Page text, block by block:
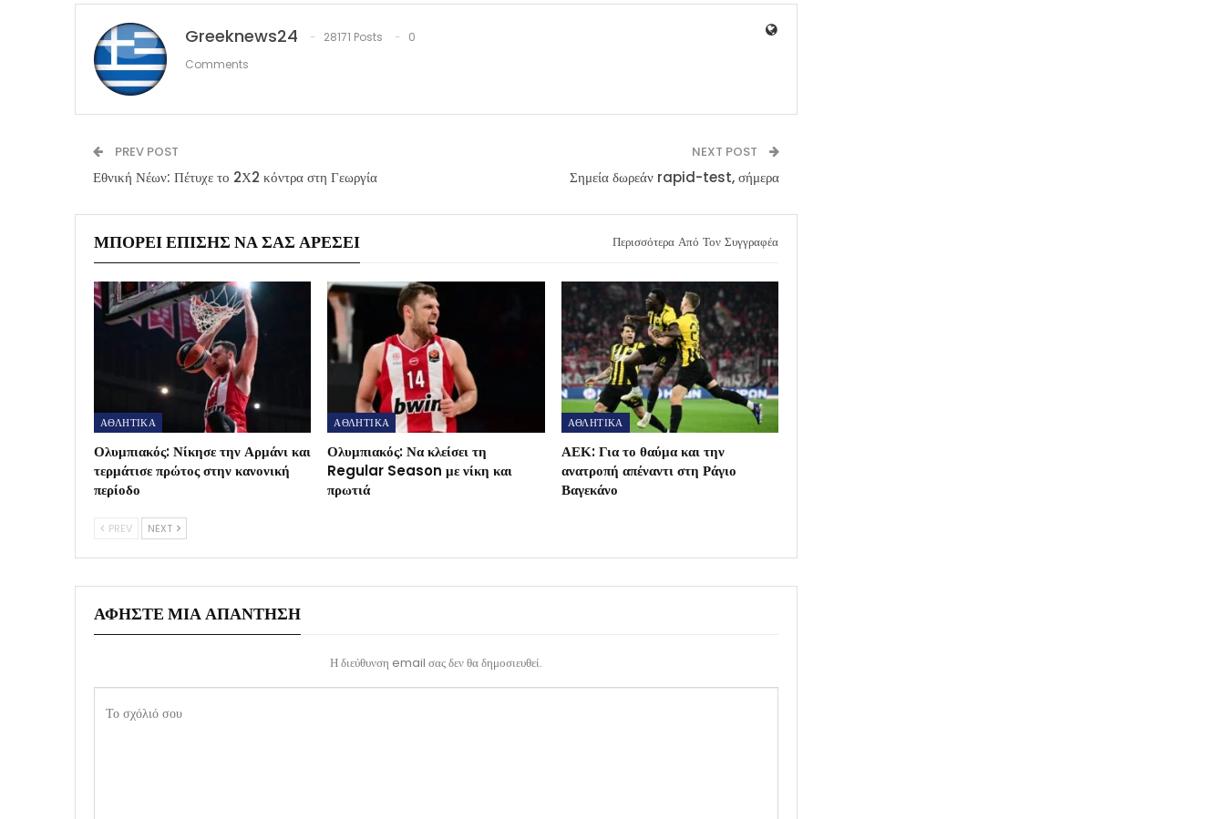
Greeknews24 28171 Posts
0
Comments
PREV POST
Εθνική Νέων: Πέτυχε το 2Χ2 κόντρα στη Γεωργία
NEXT POST
Σημεία δωρεάν rapid-test, σήμερα
ΜΠΟΡΕΊ ΕΠΊΣΗΣ ΝΑ ΣΑΣ ΑΡΈΣΕΙ Περισσότερα Από Τον Συγγραφέα
ΑΘΛΗΤΙΚΑ
Ολυμπιακός: Νίκησε την Αρμάνι και
τερμάτισε πρώτος στην κανονική
περίοδο
ΑΘΛΗΤΙΚΑ
Ολυμπιακός: Να κλείσει τη
Regular Season με νίκη και
πρωτιά
ΑΘΛΗΤΙΚΑ
ΑΕΚ: Για το θαύμα και την
ανατροπή απέναντι στη Ράγιο
Βαγεκάνο
PREV NEXT
ΑΦΉΣΤΕ ΜΙΑ ΑΠΆΝΤΗΣΗ
Η διεύθυνση email σας δεν θα δημοσιευθεί.